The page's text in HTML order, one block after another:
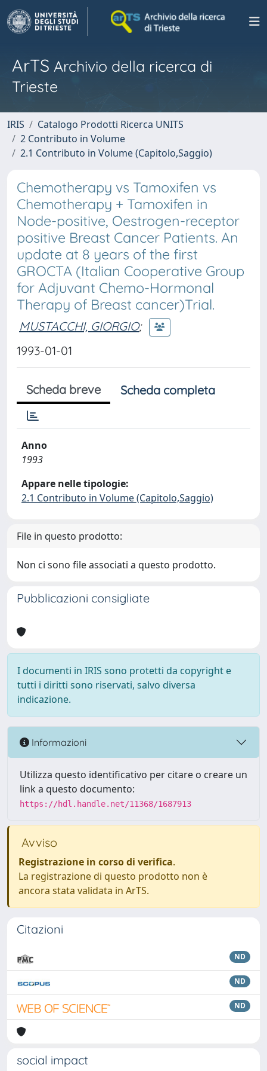
ArTS Archivio della ricerca di
Trieste
IRIS
Catalogo Prodotti Ricerca UNITS
2 Contributo in Volume
2.1 Contributo in Volume (Capitolo,Saggio)
Chemotherapy vs Tamoxifen vs
Chemotherapy + Tamoxifen in
Node-positive, Oestrogen-receptor
positive Breast Cancer Patients. An
update at 8 years of the first
GROCTA (Italian Cooperative Group
for Adjuvant Chemo-Hormonal
Therapy of Breast cancer)Trial.
MUSTACCHI, GIORGIO;
1993-01-01
Scheda breve Scheda completa
Anno
1993
Appare nelle tipologie:
2.1 Contributo in Volume (Capitolo,Saggio)
File in questo prodotto:
Non ci sono file associati a questo prodotto.
Pubblicazioni consigliate
I documenti in IRIS sono protetti da copyright e
tutti i diritti sono riservati, salvo diversa
indicazione.
Informazioni
Utilizza questo identificativo per citare o creare un
link a questo documento:
https://hdl.handle.net/11368/1687913
Avviso
Registrazione in corso di verifica.
La registrazione di questo prodotto non è
ancora stata validata in ArTS.
Citazioni
ND
ND
ND
social impact